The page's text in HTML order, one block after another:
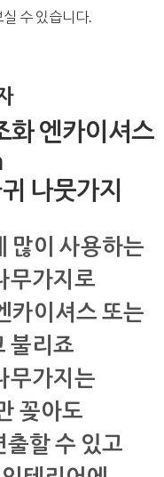
수 있습니다.
화 엔카이셔스
나뭇가지
많이 사용하는
무가지로
카이셔스 또는
불리죠
무가지는
꽂아도
할 수 있고